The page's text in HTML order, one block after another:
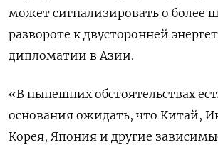
может сигнализировать о более
развороте к двусторонней
дипломатии в Азии.
«В нынешних обстоятельствах
основания ожидать, что Китай,
Корея, Япония и другие